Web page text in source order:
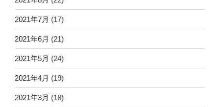
2021年7月 (17)
2021年6月 (21)
2021年5月 (24)
2021年4月 (19)
2021年3月 (18)